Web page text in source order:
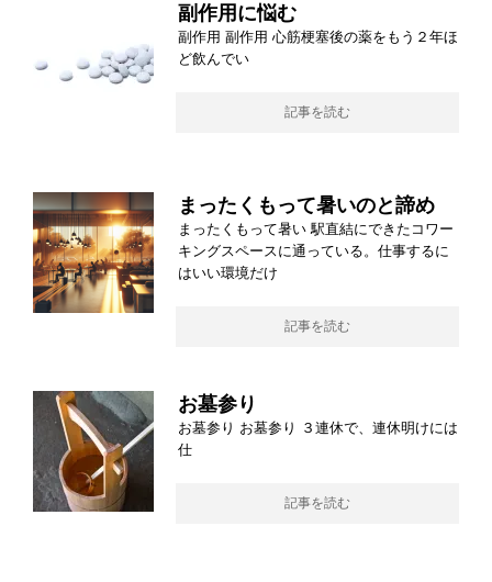
副作用に悩む
副作用 副作用 心筋梗塞後の薬をもう２年ほ
ど飲んでい
記事を読む
まったくもって暑いのと諦め
まったくもって暑い 駅直結にできたコワー
キングスペースに通っている。仕事するに
はいい環境だけ
記事を読む
お墓参り
お墓参り お墓参り ３連休で、連休明けには
仕
記事を読む